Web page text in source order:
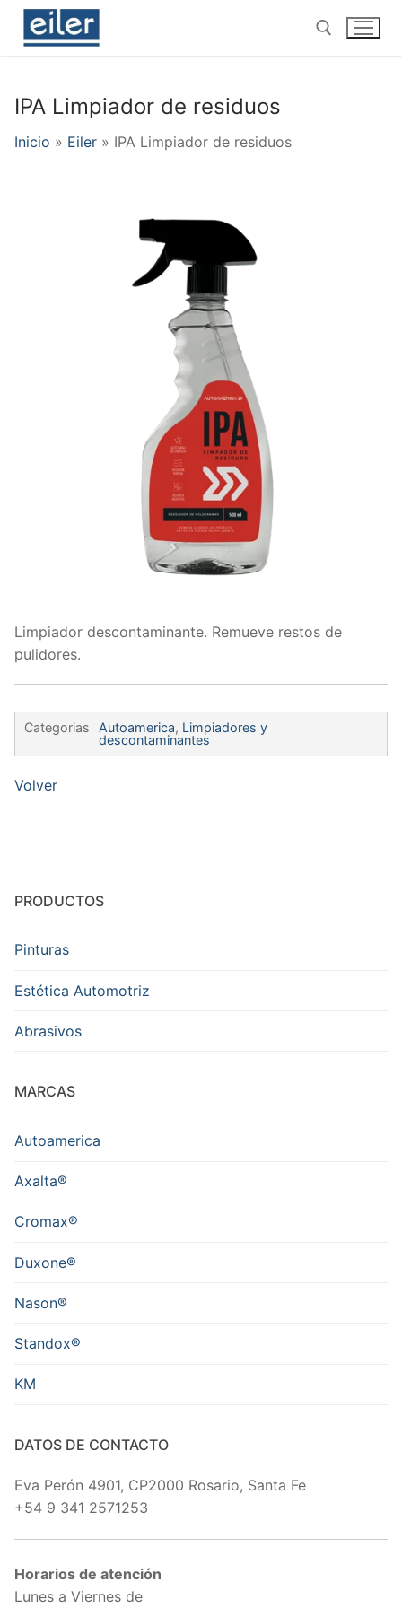
Buscar por:
IPA Limpiador de residuos
Inicio » Eiler » IPA Limpiador de residuos
Limpiador descontaminante. Remueve restos de
pulidores.
Categorias Autoamerica, Limpiadores y
descontaminantes
Volver
PRODUCTOS
Pinturas
Estética Automotriz
Abrasivos
MARCAS
Autoamerica
Axalta®
Cromax®
Duxone®
Nason®
Standox®
KM
DATOS DE CONTACTO
Eva Perón 4901, CP2000 Rosario, Santa Fe
+54 9 341 2571253
Horarios de atención
Lunes a Viernes de